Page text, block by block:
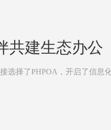
共建生态办公
选择了PHPOA，开启了信息